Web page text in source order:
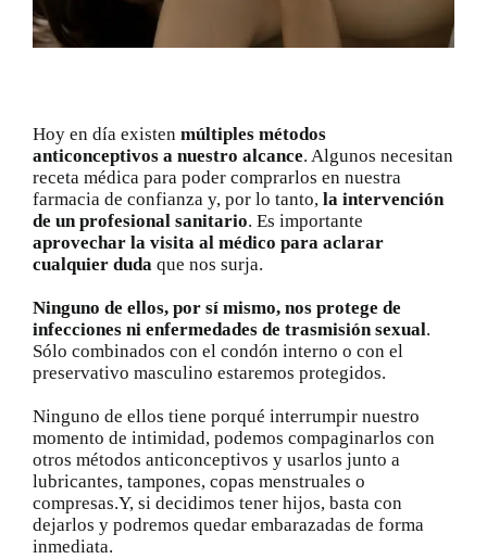
Catálogo
Encargo Exprés
Blog
Contacto
Hoy en día existen múltiples métodos
anticonceptivos a nuestro alcance. Algunos necesitan
receta médica para poder comprarlos en nuestra
farmacia de confianza y, por lo tanto, la intervención
de un profesional sanitario. Es importante
aprovechar la visita al médico para aclarar
cualquier duda que nos surja.
Ninguno de ellos, por sí mismo, nos protege de
infecciones ni enfermedades de trasmisión sexual.
Sólo combinados con el condón interno o con el
preservativo masculino estaremos protegidos.
Ninguno de ellos tiene porqué interrumpir nuestro
momento de intimidad, podemos compaginarlos con
otros métodos anticonceptivos y usarlos junto a
lubricantes, tampones, copas menstruales o
compresas.Y, si decidimos tener hijos, basta con
dejarlos y podremos quedar embarazadas de forma
inmediata.